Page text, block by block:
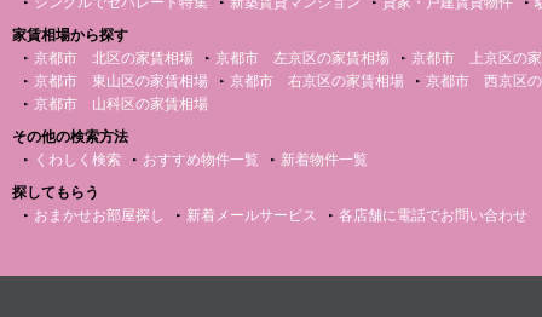
家賃相場から探す
京都市 北区の家賃相場
京都市 左京区の家賃相場
京都市 上京区の
京都市 東山区の家賃相場
京都市 右京区の家賃相場
京都市 西京区
京都市 山科区の家賃相場
その他の検索方法
くわしく検索
おすすめ物件一覧
新着物件一覧
探してもらう
おまかせお部屋探し
新着メールサービス 各店舗に電話でお問い合わせ